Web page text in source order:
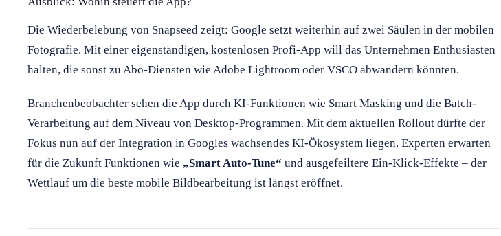
Die Wiederbelebung von Snapseed zeigt: Google setzt weiterhin auf zwei Säulen in der mobilen
Fotografie. Mit einer eigenständigen, kostenlosen Profi-App will das Unternehmen Enthusiasten
halten, die sonst zu Abo-Diensten wie Adobe Lightroom oder VSCO abwandern könnten.
Branchenbeobachter sehen die App durch KI-Funktionen wie Smart Masking und die Batch-
Verarbeitung auf dem Niveau von Desktop-Programmen. Mit dem aktuellen Rollout dürfte der
Fokus nun auf der Integration in Googles wachsendes KI-Ökosystem liegen. Experten erwarten
für die Zukunft Funktionen wie „Smart Auto-Tune“ und ausgefeiltere Ein-Klick-Effekte – der
Wettlauf um die beste mobile Bildbearbeitung ist längst eröffnet.